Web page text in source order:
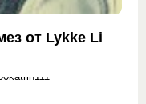
от Lykke Li